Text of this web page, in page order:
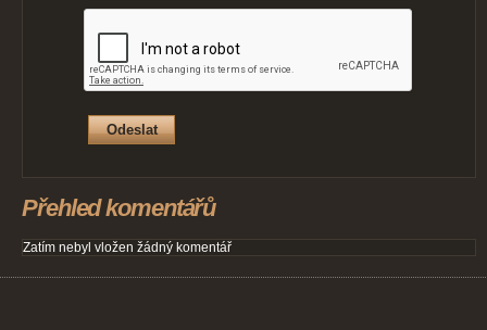
Přehled komentářů
Zatím nebyl vložen žádný komentář